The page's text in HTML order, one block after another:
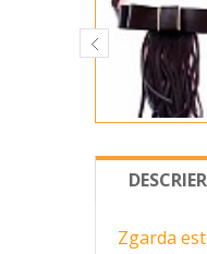
Zgarda